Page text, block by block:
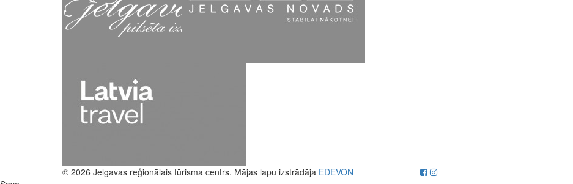
© 2026 Jelgavas reģionālais tūrisma centrs. Mājas lapu izstrādāja EDEVON